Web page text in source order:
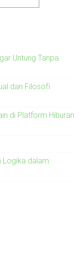
Untung Tanpa
dan Filosofi
di Platform Hiburan
Logika dalam